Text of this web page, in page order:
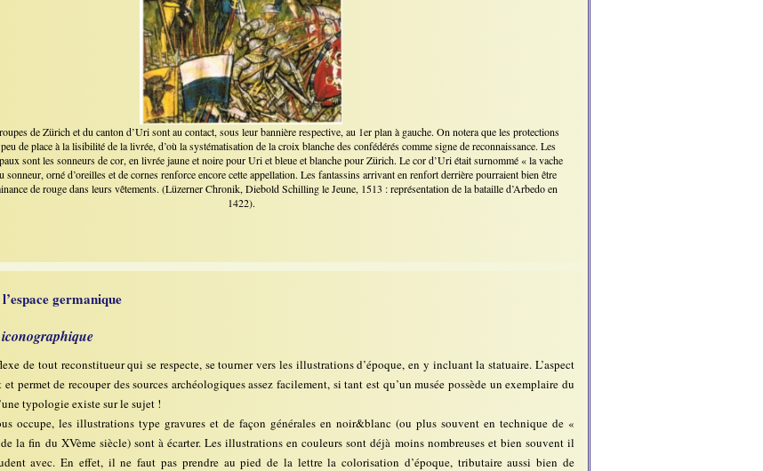
de Zürich et du canton d’Uri sont au contact, sous leur bannière respective, au 1er plan à gauche. On notera que les protections
de place à la lisibilité de la livrée, d’où la systématisation de la croix blanche des confédérés comme signe de reconnaissance. Les
sont les sonneurs de cor, en livrée jaune et noire pour Uri et bleue et blanche pour Zürich. Le cor d’Uri était surnommé « la vache
sonneur, orné d’oreilles et de cornes renforce encore cette appellation. Les fantassins arrivant en renfort derrière pourraient bien être
de rouge dans leurs vêtements. (Lüzerner Chronik, Diebold Schilling le Jeune, 1513 : représentation de la bataille d’Arbedo en
1422).
germanique
de tout reconstitueur qui se respecte, se tourner vers les illustrations d’époque, en y incluant la statuaire. L’aspect
permet de recouper des sources archéologiques assez facilement, si tant est qu’un musée possède un exemplaire du
typologie existe sur le sujet !
occupe, les illustrations type gravures et de façon générales en noir&blanc (ou plus souvent en technique de «
la fin du XVème siècle) sont à écarter. Les illustrations en couleurs sont déjà moins nombreuses et bien souvent il
avec. En effet, il ne faut pas prendre au pied de la lettre la colorisation d’époque, tributaire aussi bien de